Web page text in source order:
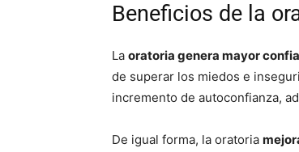
Beneficios de la
La oratoria genera mayor
de superar los miedos e
incremento de autoconfianza,
De igual forma, la oratoria